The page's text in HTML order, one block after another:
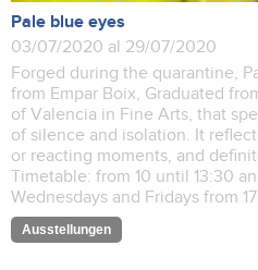
Pale blue eyes
03/07/2020 al 29/07/2020
Forged during the quarantine,
from Empar Boix, Graduated
of Valencia in Fine Arts, that
of silence and isolation. It
or reacting moments, and
Timetable: from 10 until 13:30
Wednesdays and Fridays from
Ausstellungen